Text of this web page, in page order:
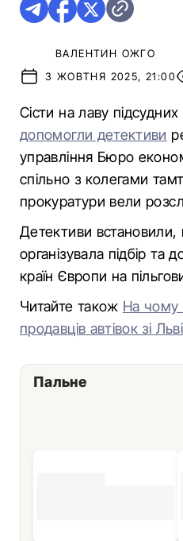
ВАЛЕНТИН ОЖГО
3 ЖОВТНЯ 2025, 21:00
Сісти на лаву підсудних
допомогли детективи
управління Бюро
спільно з колегами
прокуратури вели
Детективи
організувала підбір та
країн Європи на
Читайте також На чому
продавців автівок зі
Пальне